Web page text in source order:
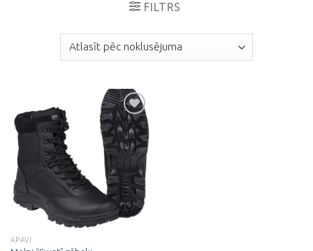
FILTRS
Pievienot
vēlmju
sarakstam
APAVI